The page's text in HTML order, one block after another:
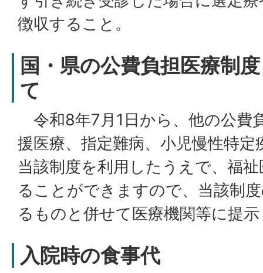
徴収すること。
国・県の公費負担医療制
て
令和8年7月1日から、他の公費
援医療、指定難病、小児慢性特
当該制度を利用したうえで、福
ることができますので、当該制
るものと併せて医療機関等に提
入院時の食事代